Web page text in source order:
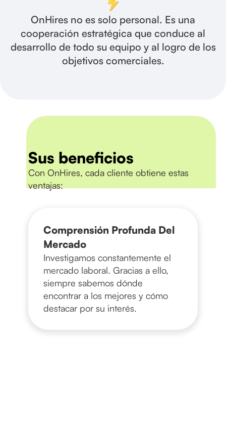
OnHires no es solo personal. Es una
cooperación estratégica que conduce al
desarrollo de todo su equipo y al logro de los
objetivos comerciales.
Sus beneficios
Con OnHires, cada cliente obtiene estas
ventajas:
Comprensión Profunda Del
Mercado
Investigamos constantemente el
mercado laboral. Gracias a ello,
siempre sabemos dónde
encontrar a los mejores y cómo
destacar por su interés.